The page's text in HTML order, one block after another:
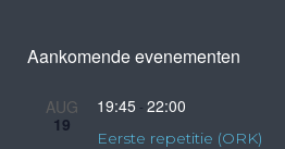
Aankomende evenementen
AUG
19
19:45 - 22:00
Eerste repetitie (ORK)